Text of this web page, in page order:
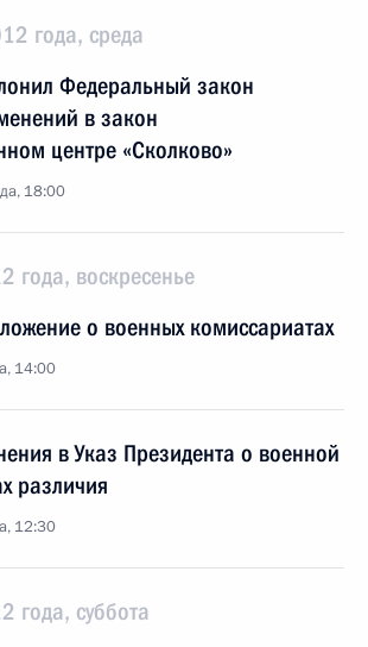
года, среда
Федеральный закон
в закон
центре «Сколково»
18:00
года, воскресенье
о военных комиссариатах
14:00
в Указ Президента о военной
различия
12:30
года, суббота